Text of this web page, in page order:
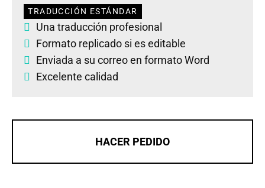
TRADUCCIÓN ESTÁNDAR
Una traducción profesional
Formato replicado si es editable
Enviada a su correo en formato Word
Excelente calidad
HACER PEDIDO